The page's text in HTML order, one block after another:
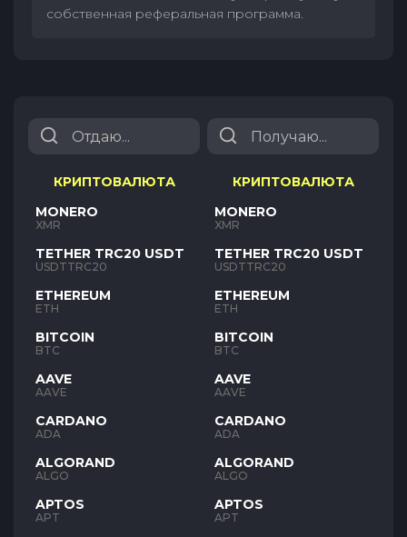
собственная реферальная программа.
КРИПТОВАЛЮТА
MONERO
XMR
TETHER TRC20 USDT
USDTTRC20
ETHEREUM
ETH
BITCOIN
BTC
AAVE
AAVE
CARDANO
ADA
ALGORAND
ALGO
APTOS
APT
КРИПТОВАЛЮТА
MONERO
XMR
TETHER TRC20 USDT
USDTTRC20
ETHEREUM
ETH
BITCOIN
BTC
AAVE
AAVE
CARDANO
ADA
ALGORAND
ALGO
APTOS
APT